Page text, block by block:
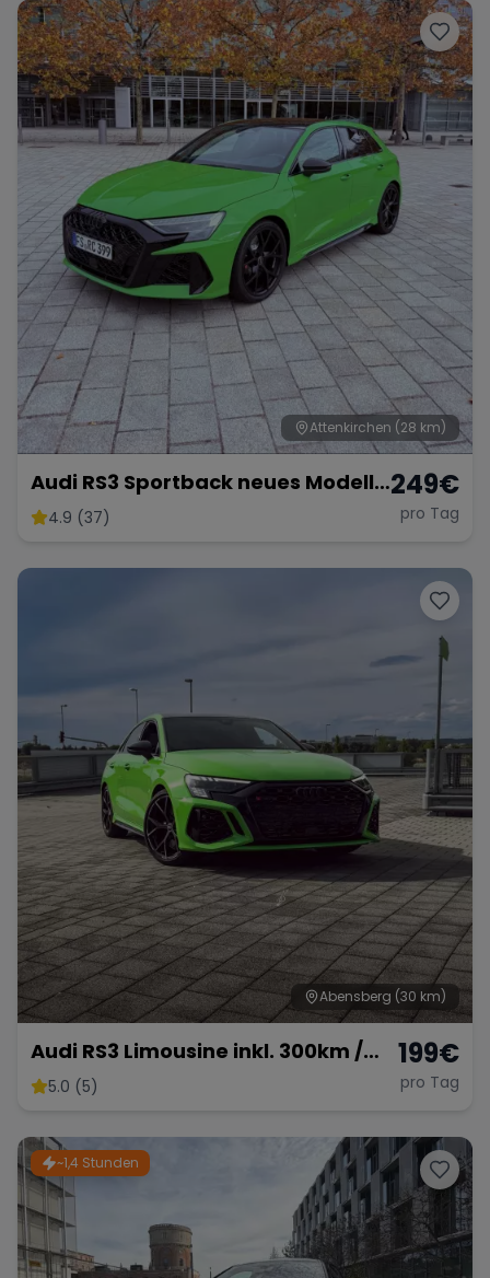
Attenkirchen (28 km)
Audi RS3 Sportback neues Modell
2025
4.9 (37)
249€
pro Tag
Abensberg (30 km)
Audi RS3 Limousine inkl. 300km /
km frei möglich
5.0 (5)
199€
pro Tag
~1,4 Stunden